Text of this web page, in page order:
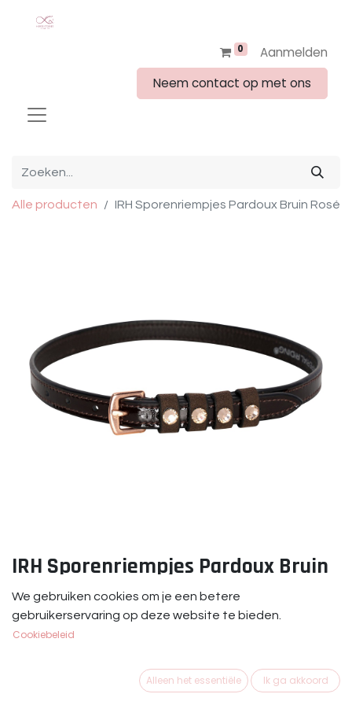
0
Aanmelden
Neem contact op met ons
Alle producten IRH Sporenriempjes Pardoux Bruin Rosé
IRH Sporenriempjes Pardoux Bruin
Rosé
Spoorriempjes Pardouz van mooie kwaliteit leer en luxe
uitstraling door de laklederen accenten en de inzetten
gaatjes beginnen bij 38 cm.
We gebruiken cookies om je een betere
gebruikerservaring op deze website te bieden.
Cookiebeleid
Alleen het essentiële Ik ga akkoord